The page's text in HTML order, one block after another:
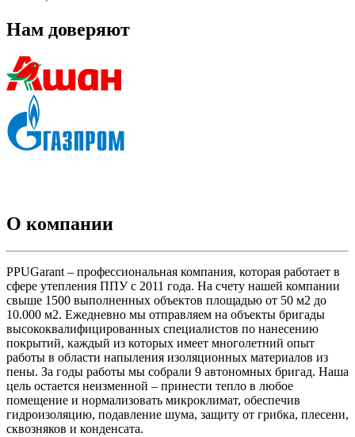
Нам доверяют
О компании
PPUGarant – профессиональная компания, которая работает в
сфере утепления ППУ с 2011 года. На счету нашей компании
свыше 1500 выполненных объектов площадью от 50 м2 до
10.000 м2. Ежедневно мы отправляем на объекты бригады
высококвалифицированных специалистов по нанесению
покрытий, каждый из которых имеет многолетний опыт
работы в области напыления изоляционных материалов из
пены. За годы работы мы собрали 9 автономных бригад. Наша
цель остается неизменной – принести тепло в любое
помещение и нормализовать микроклимат, обеспечив
гидроизоляцию, подавление шума, защиту от грибка, плесени,
сквозняков и конденсата.